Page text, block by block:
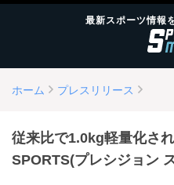
最新スポーツ情報
ホーム プレスリリース
従来比で1.0kg軽量化さ
SPORTS(プレシジョン